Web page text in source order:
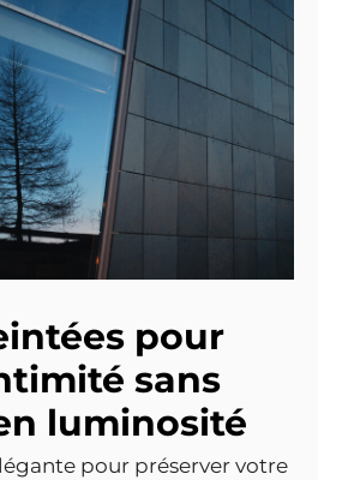
pour
sans
luminosité
pour préserver votre